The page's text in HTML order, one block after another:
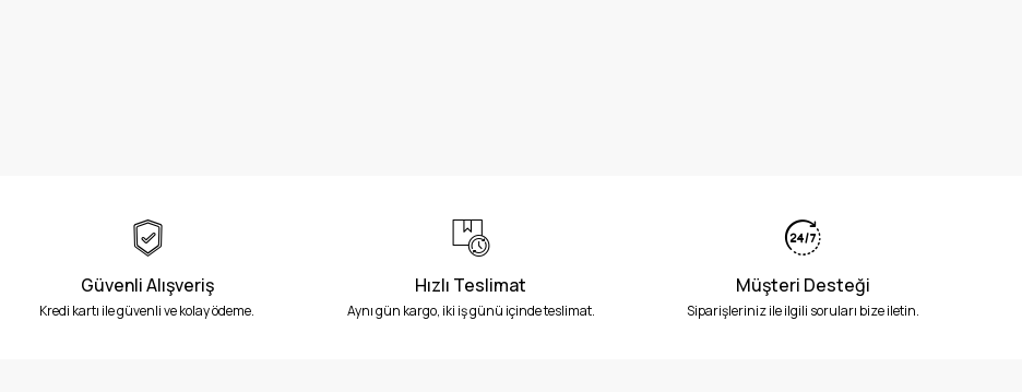
Güvenli Alışveriş
Kredi kartı ile güvenli ve kolay ödeme.
Hızlı Teslimat
Aynı gün kargo, iki iş günü içinde teslimat.
Müşteri Desteği
Siparişleriniz ile ilgili soruları bize iletin.